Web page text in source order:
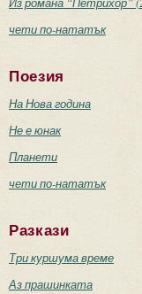
чети по-нататък
Поезия
На Нова година
Не е юнак
Планети
чети по-нататък
Разкази
Три куршума време
Аз прашинката